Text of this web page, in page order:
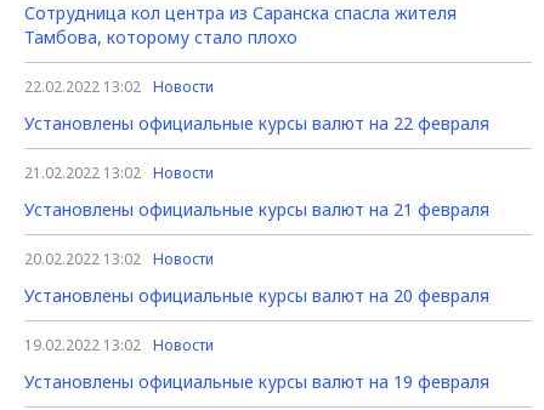
Сотрудница кол центра из Саранска спасла жителя
Тамбова, которому стало плохо
22.02.2022 13:02 Новости
Установлены официальные курсы валют на 22 февраля
21.02.2022 13:02 Новости
Установлены официальные курсы валют на 21 февраля
20.02.2022 13:02 Новости
Установлены официальные курсы валют на 20 февраля
19.02.2022 13:02 Новости
Установлены официальные курсы валют на 19 февраля